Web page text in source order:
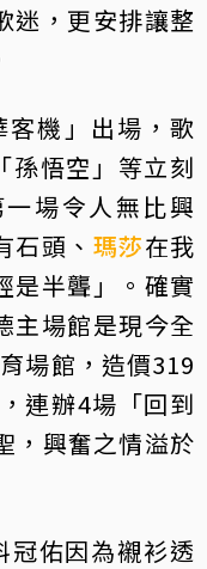
迷，更安排讓整
機」出場，歌
孫悟空」等立刻
場令人無比興
石頭、 瑪莎在我
是半聾」。確實
主場館是現今全
場館，造價319
連辦4場「回到
，興奮之情溢於
佑因為襯衫透